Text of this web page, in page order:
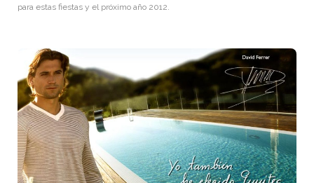
para estas fiestas y el próximo año 2012.